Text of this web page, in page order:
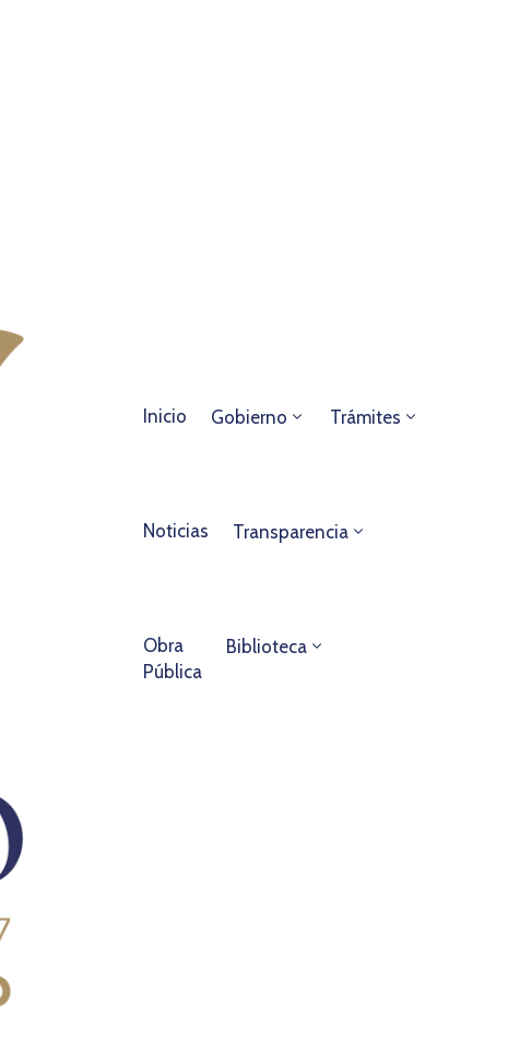
Inicio Gobierno Trámites
Noticias Transparencia
Obra
Pública
Biblioteca